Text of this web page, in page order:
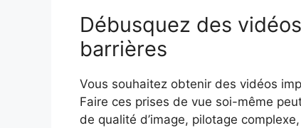
Débusquez des
barrières
Vous souhaitez obtenir des vidéos
Faire ces prises de vue soi-même
de qualité d’image, pilotage